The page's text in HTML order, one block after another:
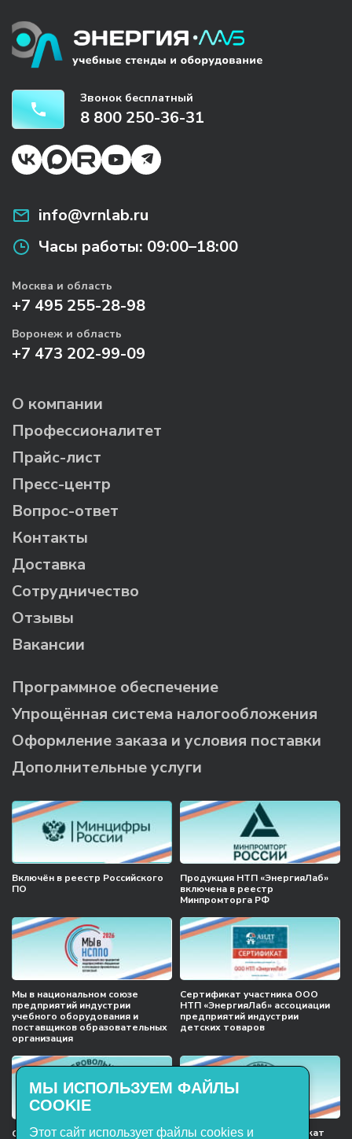
Звонок бесплатный
8 800 250-36-31
info@vrnlab.ru
Часы работы: 09:00–18:00
Москва и область
+7 495 255-28-98
Воронеж и область
+7 473 202-99-09
О компании
Профессионалитет
Прайс-лист
Пресс-центр
Вопрос-ответ
Контакты
Доставка
Сотрудничество
Отзывы
Вакансии
Программное обеспечение
Упрощённая система налогообложения
Оформление заказа и условия поставки
Дополнительные услуги
Включён в реестр Российского
ПО
Продукция НТП «ЭнергияЛаб»
включена в реестр
Минпромторга РФ
Мы в национальном союзе
предприятий индустрии
учебного оборудования и
поставщиков образовательных
организация
Сертификат участника ООО
НТП «ЭнергияЛаб» ассоциации
предприятий индустрии
детских товаров
Сертификат соответствия
Международный сертификат
МЫ ИСПОЛЬЗУЕМ ФАЙЛЫ
COOKIE
Этот сайт использует файлы cookies и